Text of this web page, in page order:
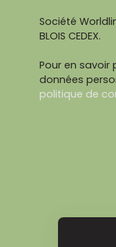
Société
BLOIS CEDEX.
Pour en savoir
données
politique de